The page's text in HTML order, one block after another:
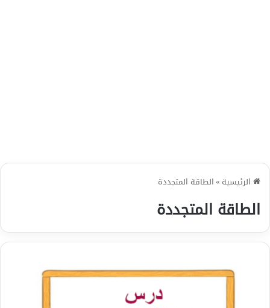
الرئيسية »الطاقة المتجددة
الطاقة المتجددة